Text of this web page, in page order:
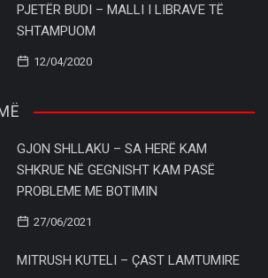
PJETËR BUDI – MALLI I LIBRAVE TË
SHTAMPUOM
12/04/2020
GJON SHLLAKU – SA HERË KAM
SHKRUE NË GEGNISHT KAM PASË
PROBLEME ME BOTIMIN
27/06/2021
MITRUSH KUTELI – ÇAST LAMTUMIRE